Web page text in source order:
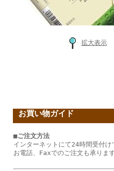
拡大表示
お買い物ガイド
■ご注文方法
インターネットにて24時間受付け
お電話、Faxでのご注文も承りま